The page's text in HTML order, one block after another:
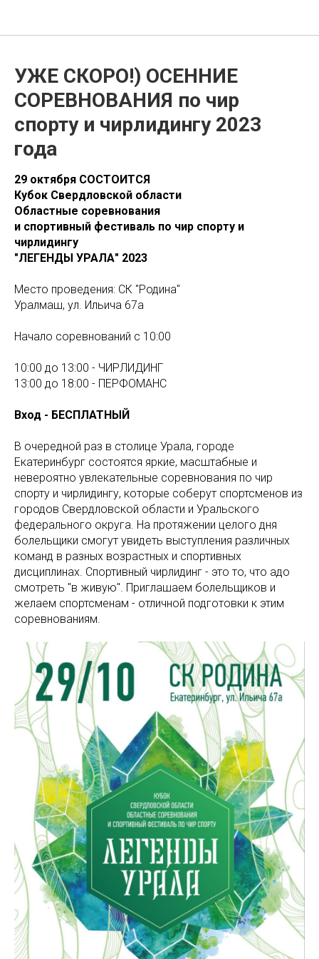
УЖЕ СКОРО!) ОСЕННИЕ
СОРЕВНОВАНИЯ по чир
спорту и чирлидингу 2023
года
29 октября СОСТОИТСЯ
Кубок Свердловской области
Областные соревнования
и спортивный фестиваль по чир спорту и
чирлидингу
"ЛЕГЕНДЫ УРАЛА" 2023
Место проведения: СК "Родина"
Уралмаш, ул. Ильича 67а
Начало соревнований с 10:00
10:00 до 13:00 - ЧИРЛИДИНГ
13:00 до 18:00 - ПЕРФОМАНС
Вход - БЕСПЛАТНЫЙ
В очередной раз в столице Урала, городе
Екатеринбург состоятся яркие, масштабные и
невероятно увлекательные соревнования по чир
спорту и чирлидингу, которые соберут спортсменов из
городов Свердловской области и Уральского
федерального округа. На протяжении целого дня
болельщики смогут увидеть выступления различных
команд в разных возрастных и спортивных
дисциплинах. Спортивный чирлидинг - это то, что адо
смотреть "в живую". Приглашаем болельщиков и
желаем спортсменам - отличной подготовки к этим
соревнованиям.